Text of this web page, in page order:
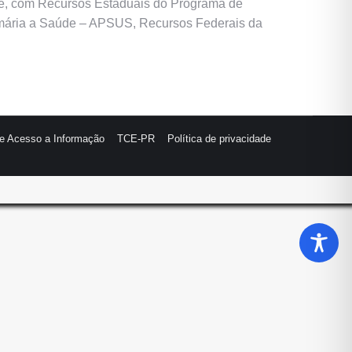
com Recursos Estaduais do Programa de
a Saúde – APSUS, Recursos Federais da
Acesso a Informação TCE-PR
Política de privacidade